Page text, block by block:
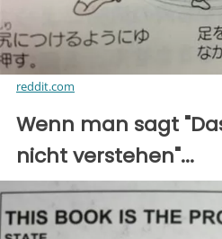
reddit.com
Wenn man sagt
nicht verstehen"...